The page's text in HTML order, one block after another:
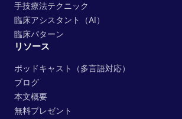
手技療法テクニック
臨床アシスタント（AI）
臨床パターン
リソース
ポッドキャスト（多言語対応）
ブログ
本文概要
無料プレゼント